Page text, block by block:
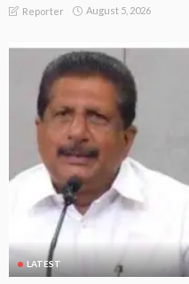
Reporter August 5, 2026
LATEST